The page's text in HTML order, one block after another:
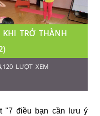
TRỞ THÀNH
LƯỢT XEM
"7 điều bạn cần lưu ý